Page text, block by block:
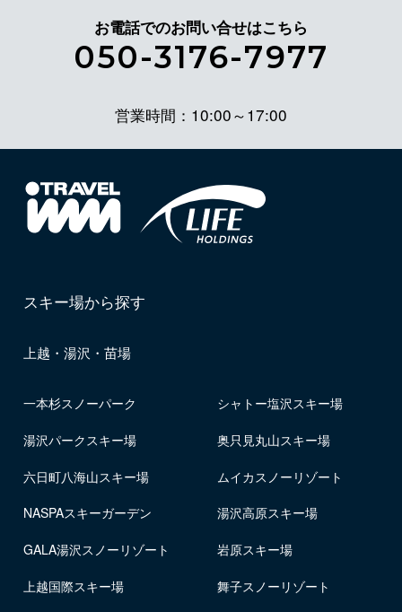
お電話でのお問い合せはこちら
050-3176-7977
営業時間：10:00～17:00
スキー場から探す
上越・湯沢・苗場
一本杉スノーパーク シャトー塩沢スキー場
湯沢パークスキー場 奥只見丸山スキー場
六日町八海山スキー場 ムイカスノーリゾート
NASPAスキーガーデン 湯沢高原スキー場
GALA湯沢スノーリゾート 岩原スキー場
上越国際スキー場 舞子スノーリゾート